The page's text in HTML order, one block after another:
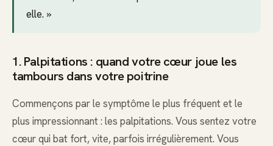
elle. »
1. Palpitations : quand votre cœur joue les
tambours dans votre poitrine
Commençons par le symptôme le plus fréquent et le
plus impressionnant : les palpitations. Vous sentez votre
cœur qui bat fort, vite, parfois irrégulièrement. Vous